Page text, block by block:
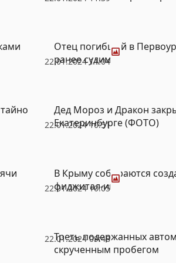
22.01.2024 11:04
Фото
Отец погибшей в
ранее судим
22.01.2024 10:51
Дед Мороз и Дракон
Екатеринбурге (ФОТО)
22.01.2024 10:05
Фото
В Крыму собираются
фиджитал-игр
22.01.2024 09:48
Треть подержанных
скрученным пробегом